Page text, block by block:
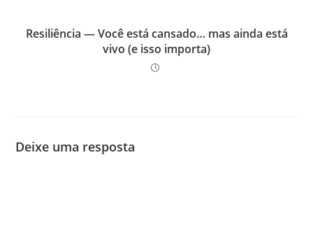
Resiliência — Você está cansado… mas ainda está
vivo (e isso importa)
Deixe uma resposta